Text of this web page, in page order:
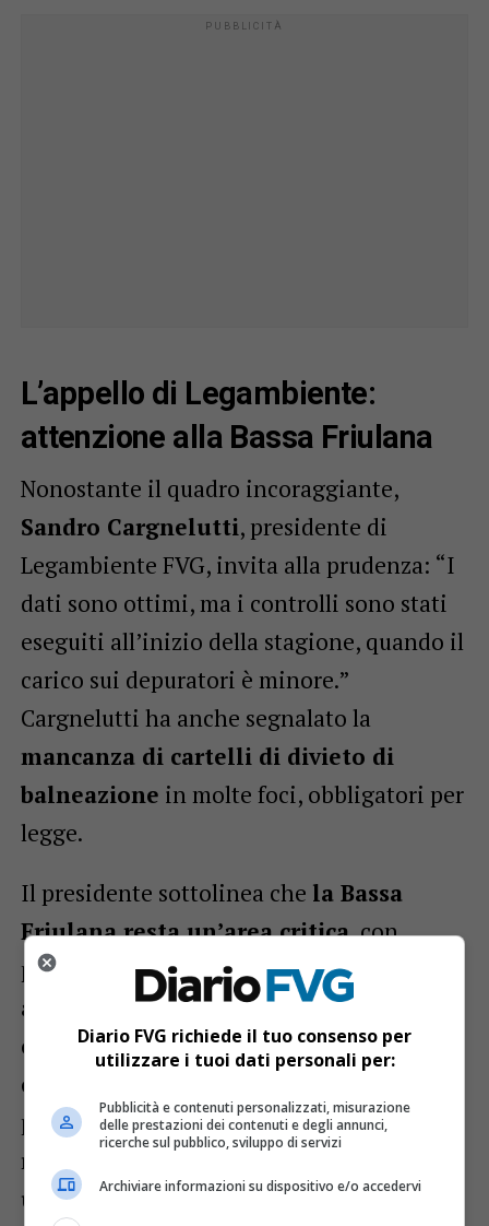
L’appello di Legambiente:
attenzione alla Bassa Friulana
Nonostante il quadro incoraggiante,
Sandro Cargnelutti, presidente di
Legambiente FVG, invita alla prudenza: “I
dati sono ottimi, ma i controlli sono stati
eseguiti all’inizio della stagione, quando il
carico sui depuratori è minore.”
Cargnelutti ha anche segnalato la
mancanza di cartelli di divieto di
balneazione in molte foci, obbligatori per
legge.
Il presidente sottolinea che la Bassa
Friulana resta un’area critica, con
problemi legati afognature non
adeguate
,depuratori inefficienti
eccesso di acque meteoriche
convogliate nei sistemi fognari
proposta è di rendere il territorio più
resiliente trasformandolo in una
urbana”per gestire meglio le acque
Diario FVG richiede il tuo consenso per
utilizzare i tuoi dati personali per:
Pubblicità e contenuti personalizzati, misurazione
delle prestazioni dei contenuti e degli annunci,
ricerche sul pubblico, sviluppo di servizi
Archiviare informazioni su dispositivo e/o accedervi